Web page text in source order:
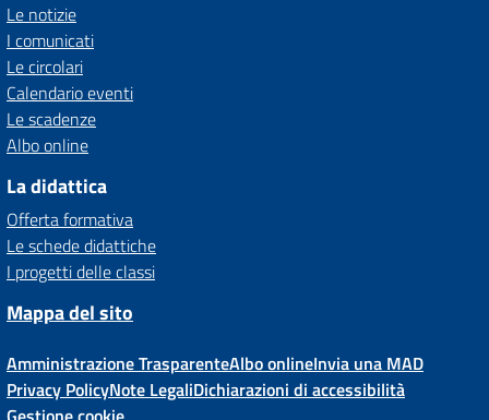
Le notizie
I comunicati
Le circolari
Calendario eventi
Le scadenze
Albo online
La didattica
Offerta formativa
Le schede didattiche
I progetti delle classi
Mappa del sito
Amministrazione TrasparenteAlbo onlineInvia una MAD
Privacy PolicyNote LegaliDichiarazioni di accessibilità